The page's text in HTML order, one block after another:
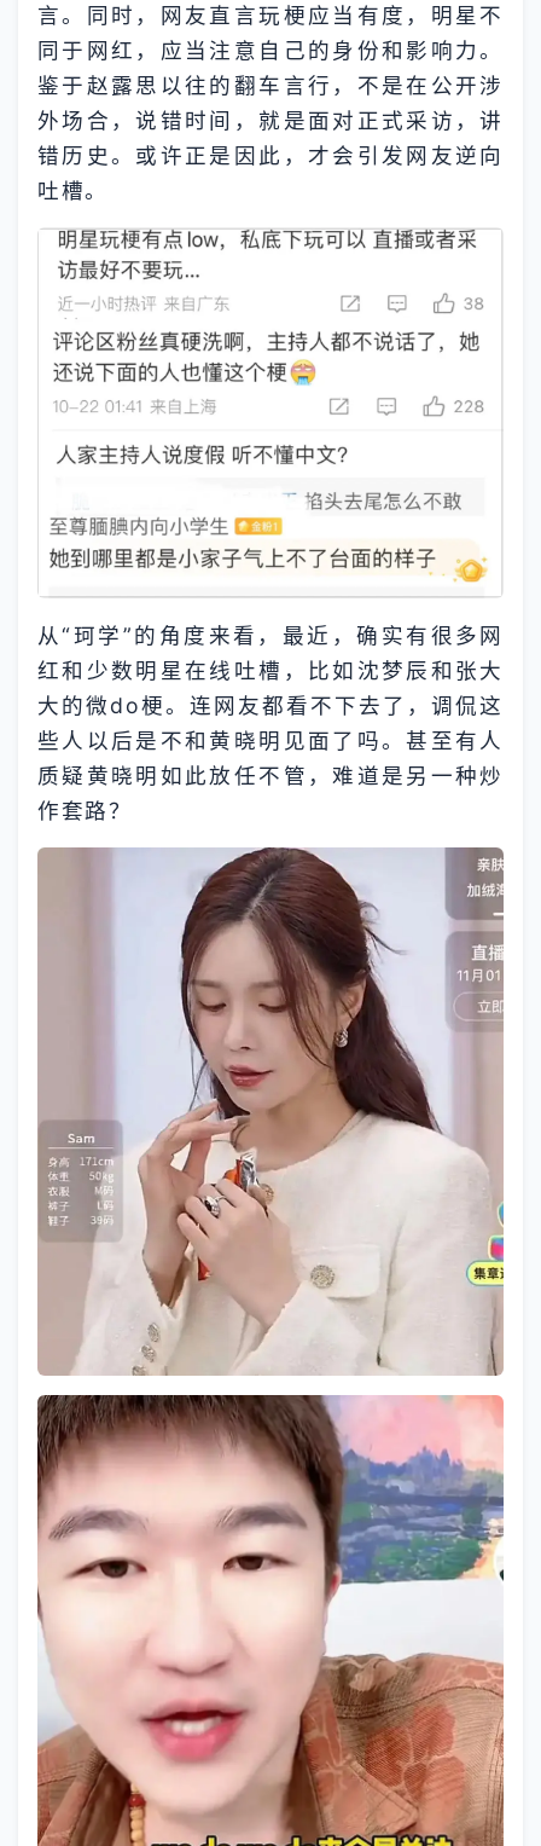
言。同时，网友直言玩梗应当有度，明星不
同于网红，应当注意自己的身份和影响力。
鉴于赵露思以往的翻车言行，不是在公开涉
外场合，说错时间，就是面对正式采访，讲
错历史。或许正是因此，才会引发网友逆向
吐槽。
从“珂学”的角度来看，最近，确实有很多网
红和少数明星在线吐槽，比如沈梦辰和张大
大的微do梗。连网友都看不下去了，调侃这
些人以后是不和黄晓明见面了吗。甚至有人
质疑黄晓明如此放任不管，难道是另一种炒
作套路？